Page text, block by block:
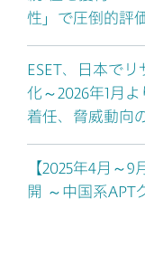
性」で圧倒的評
ESET、日本で
化～2026年1月
着任、脅威動向
【2025年4月～
開 ～中国系APT